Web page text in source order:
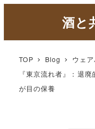
酒と
TOP Blog ウェ
『東京流れ者』：退
が目の保養